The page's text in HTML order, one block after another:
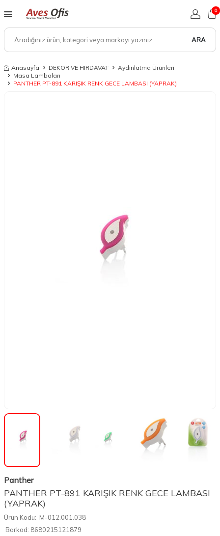
ARA
0
Anasayfa DEKOR VE HIRDAVAT
Aydınlatma Ürünleri
Masa Lambaları
PANTHER PT-891 KARIŞIK RENK GECE LAMBASI (YAPRAK)
Panther
PANTHER PT-891 KARIŞIK RENK GECE LAMBASI
(YAPRAK)
Ürün Kodu: M-012.001.038
Barkod: 8680215121879